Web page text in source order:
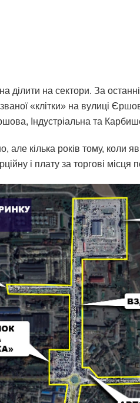
ділити на сектори. За останні
«клітки» на вулиці
Індустріальна та
але кілька років тому, коли
і плату за торгові місця